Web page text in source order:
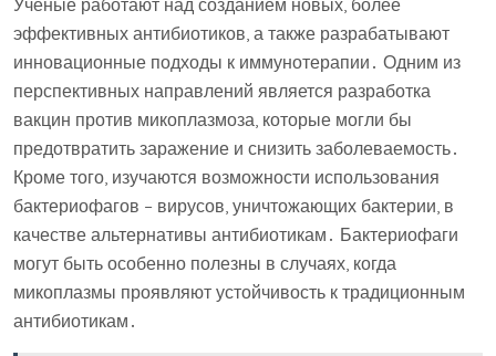
Ученые работают над созданием новых, более
эффективных антибиотиков, а также разрабатывают
инновационные подходы к иммунотерапии․ Одним из
перспективных направлений является разработка
вакцин против микоплазмоза, которые могли бы
предотвратить заражение и снизить заболеваемость․
Кроме того, изучаются возможности использования
бактериофагов – вирусов, уничтожающих бактерии, в
качестве альтернативы антибиотикам․ Бактериофаги
могут быть особенно полезны в случаях, когда
микоплазмы проявляют устойчивость к традиционным
антибиотикам․